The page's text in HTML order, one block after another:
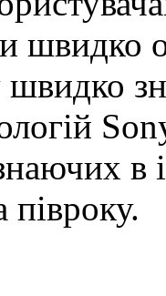
швидко
швидко
в
півроку.